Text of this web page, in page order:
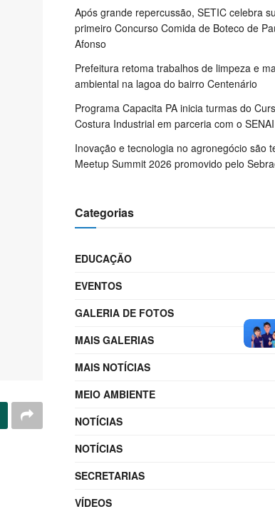
Após grande repercussão, SETIC celebra
primeiro Concurso Comida de Boteco de
Afonso
Prefeitura retoma trabalhos de limpeza e
ambiental na lagoa do bairro Centenário
Programa Capacita PA inicia turmas do
Costura Industrial em parceria com o SENAI
Inovação e tecnologia no agronegócio são
Meetup Summit 2026 promovido pelo
Categorias
EDUCAÇÃO
EVENTOS
GALERIA DE FOTOS
MAIS GALERIAS
MAIS NOTÍCIAS
MEIO AMBIENTE
NOTÍCIAS
NOTÍCIAS
SECRETARIAS
VÍDEOS